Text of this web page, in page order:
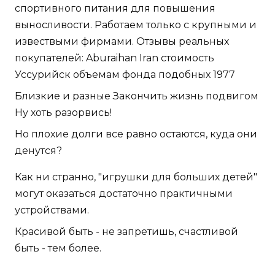
спортивного питания для повышения
выносливости. Работаем только с крупными и
извествыми фирмами. Отзывы реальных
покупателей: Aburaihan Iran стоимость
Уссурийск объемам фонда подобных 1977
Близкие и разные Закончить жизнь подвигом
Ну хоть разорвись!
Но плохие долги все равно остаются, куда они
денутся?
Как ни странно, "игрушки для больших детей"
могут оказаться достаточно практичными
устройствами.
Красивой быть - не запретишь, счастливой
быть - тем более.